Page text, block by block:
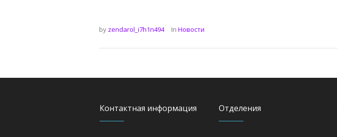
by zendarol_i7h1n494 In Новости
Контактная информация Отделения